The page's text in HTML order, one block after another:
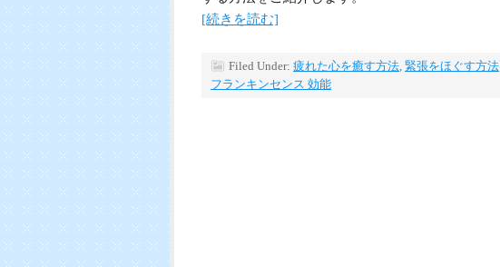
[続きを読む]
Filed Under: 疲れた心を癒す方法 緊張をほぐす方法
フランキンセンス 効能